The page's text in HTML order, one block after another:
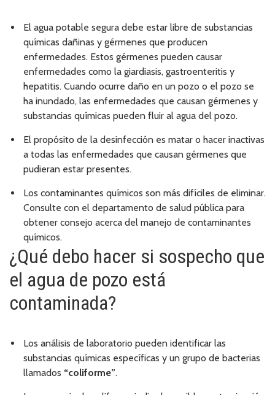
El agua potable segura debe estar libre de substancias
químicas dañinas y gérmenes que producen
enfermedades. Estos gérmenes pueden causar
enfermedades como la giardiasis, gastroenteritis y
hepatitis. Cuando ocurre daño en un pozo o el pozo se
ha inundado, las enfermedades que causan gérmenes y
substancias químicas pueden fluir al agua del pozo.
El propósito de la desinfección es matar o hacer inactivas
a todas las enfermedades que causan gérmenes que
pudieran estar presentes.
Los contaminantes químicos son más difíciles de eliminar.
Consulte con el departamento de salud pública para
obtener consejo acerca del manejo de contaminantes
químicos.
¿Qué debo hacer si sospecho que
el agua de pozo está
contaminada?
Los análisis de laboratorio pueden identificar las
substancias químicas específicas y un grupo de bacterias
llamados “coliforme”.